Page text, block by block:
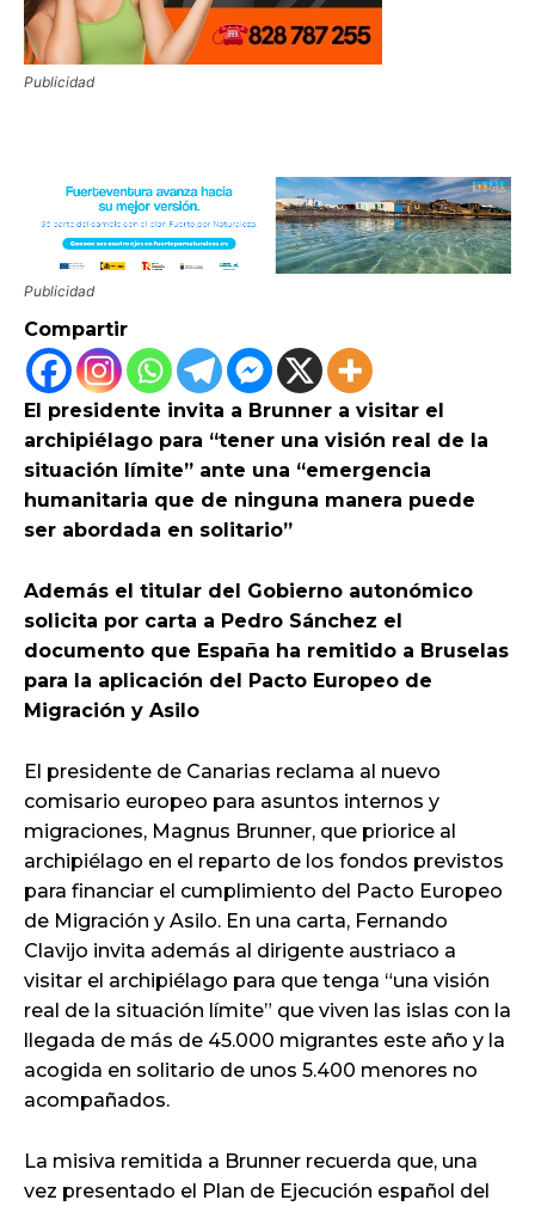
Publicidad
Publicidad
Compartir
El presidente invita a Brunner a visitar el
archipiélago para “tener una visión real de la
situación límite” ante una “emergencia
humanitaria que de ninguna manera puede
ser abordada en solitario”
Además el titular del Gobierno autonómico
solicita por carta a Pedro Sánchez el
documento que España ha remitido a Bruselas
para la aplicación del Pacto Europeo de
Migración y Asilo
El presidente de Canarias reclama al nuevo
comisario europeo para asuntos internos y
migraciones, Magnus Brunner, que priorice al
archipiélago en el reparto de los fondos previstos
para financiar el cumplimiento del Pacto Europeo
de Migración y Asilo. En una carta, Fernando
Clavijo invita además al dirigente austriaco a
visitar el archipiélago para que tenga “una visión
real de la situación límite” que viven las islas con la
llegada de más de 45.000 migrantes este año y la
acogida en solitario de unos 5.400 menores no
acompañados.
La misiva remitida a Brunner recuerda que, una
vez presentado el Plan de Ejecución español del